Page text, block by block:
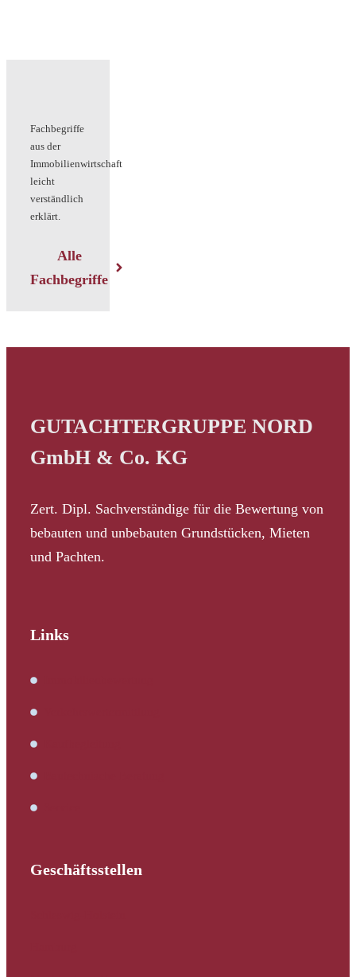
Fachbegriffe
aus der
Immobilienwirtschaft
leicht
verständlich
erklärt.
Alle
Fachbegriffe
GUTACHTERGRUPPE NORD
GmbH & Co. KG
Zert. Dipl. Sachverständige für die Bewertung von
bebauten und unbebauten Grundstücken, Mieten
und Pachten.
Links
Geschäftsstellen